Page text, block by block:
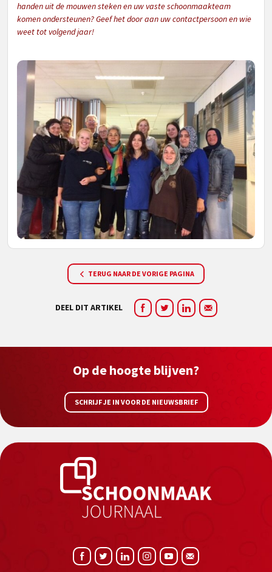
handen uit de mouwen steken en uw vaste schoonmaakteam
komen ondersteunen? Geef het door aan uw contactpersoon en wie
weet tot volgend jaar!
TERUG NAAR DE VORIGE PAGINA
DEEL DIT ARTIKEL
Op de hoogte blijven?
SCHRIJF JE IN VOOR DE NIEUWSBRIEF